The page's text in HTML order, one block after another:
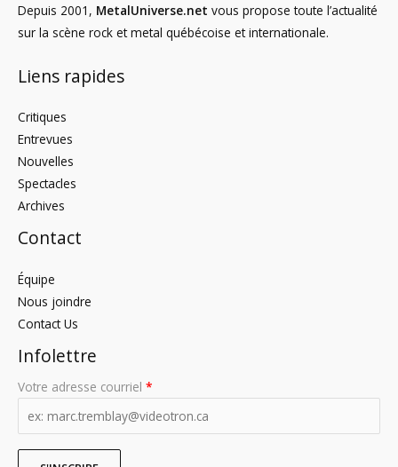
Depuis 2001, MetalUniverse.net vous propose toute l’actualité
sur la scène rock et metal québécoise et internationale.
Liens rapides
Critiques
Entrevues
Nouvelles
Spectacles
Archives
Contact
Équipe
Nous joindre
Contact Us
Infolettre
Votre adresse courriel *